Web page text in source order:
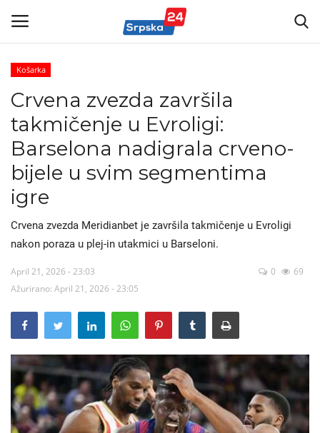
Vijesti
Kontakt
Marketing
Politika
Sport
Korona Virus
Auto-moto
Hronika
Gradovi
Turizam
Košarka
Crvena zvezda završila
takmičenje u Evroligi:
Barselona nadigrala crveno-
bijele u svim segmentima
igre
Crvena zvezda Meridianbet je završila takmičenje u Evroligi
nakon poraza u plej-in utakmici u Barseloni.
April 21, 2026 - 23:03
Ažurirano: April 21, 2026 - 23:05
0 69